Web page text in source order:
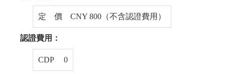
定 價 CNY 800（不含認證費用）
認證費用：
CDP 0